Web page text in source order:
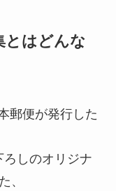
とはどんな
郵便が発行した
ろしのオリジナ
、